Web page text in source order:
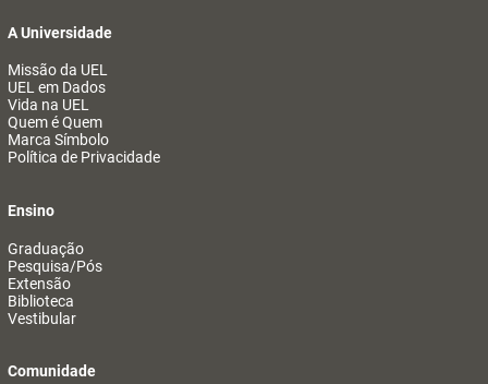
A Universidade
Missão da UEL
UEL em Dados
Vida na UEL
Quem é Quem
Marca Símbolo
Política de Privacidade
Ensino
Graduação
Pesquisa/Pós
Extensão
Biblioteca
Vestibular
Comunidade